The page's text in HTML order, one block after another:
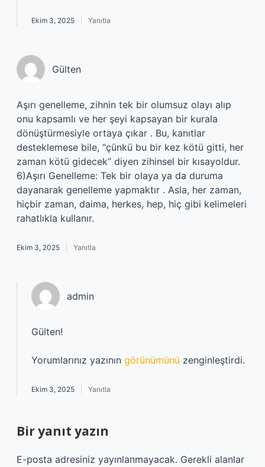
Ekim 3, 2025 Yanıtla
Gülten
Aşırı genelleme, zihnin tek bir olumsuz olayı alıp
onu kapsamlı ve her şeyi kapsayan bir kurala
dönüştürmesiyle ortaya çıkar . Bu, kanıtlar
desteklemese bile, “çünkü bu bir kez kötü gitti, her
zaman kötü gidecek” diyen zihinsel bir kısayoldur.
6)Aşırı Genelleme: Tek bir olaya ya da duruma
dayanarak genelleme yapmaktır . Asla, her zaman,
hiçbir zaman, daima, herkes, hep, hiç gibi kelimeleri
rahatlıkla kullanır.
Ekim 3, 2025 Yanıtla
admin
Gülten!
Yorumlarınız yazının görünümünü zenginleştirdi.
Ekim 3, 2025 Yanıtla
Bir yanıt yazın
E-posta adresiniz yayınlanmayacak. Gerekli alanlar